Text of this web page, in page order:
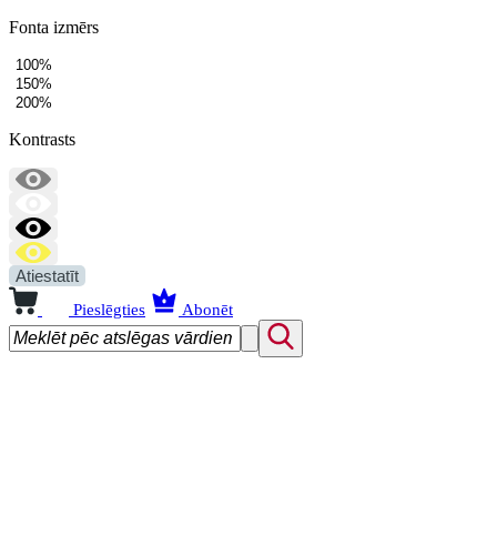
Fonta izmērs
100%
150%
200%
Kontrasts
Atiestatīt
Pieslēgties Abonēt